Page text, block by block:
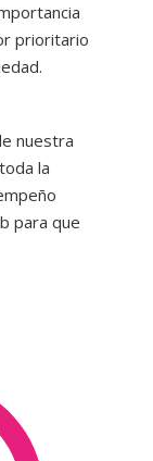
prioritario
nuestra
la
para que